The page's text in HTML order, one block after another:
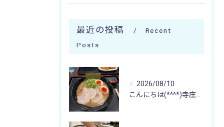
最近の投稿
Recent
Posts
2026/08/10
こんにちは(*^^*)寺庄整骨院のスタッフです🚴🏻‍♂️